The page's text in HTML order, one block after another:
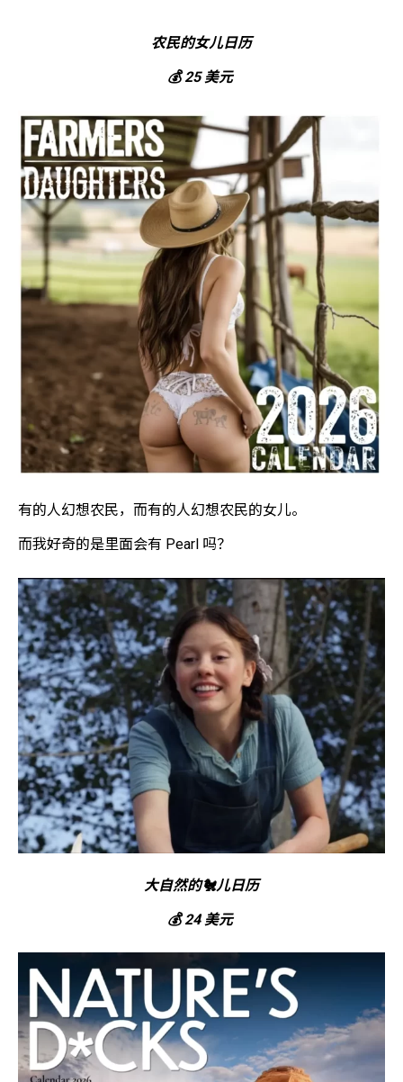
农民的女儿日历
💰 25 美元
有的人幻想农民，而有的人幻想农民的女儿。
而我好奇的是里面会有 Pearl 吗？
大自然的🐔儿日历
💰 24 美元